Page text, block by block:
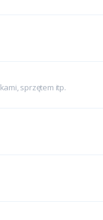
sprzętem itp.